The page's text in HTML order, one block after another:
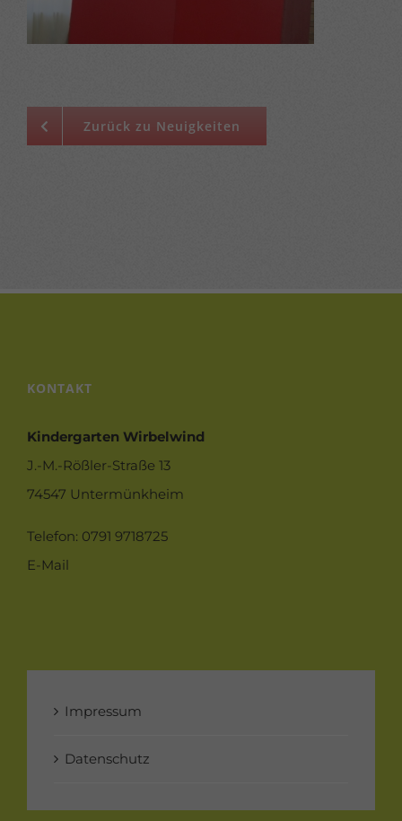
Zurück zu Neuigkeiten
KONTAKT
Kindergarten Wirbelwind
J.-M.-Rößler-Straße 13
74547 Untermünkheim
Telefon: 0791 9718725
E-Mail
Impressum
Datenschutz